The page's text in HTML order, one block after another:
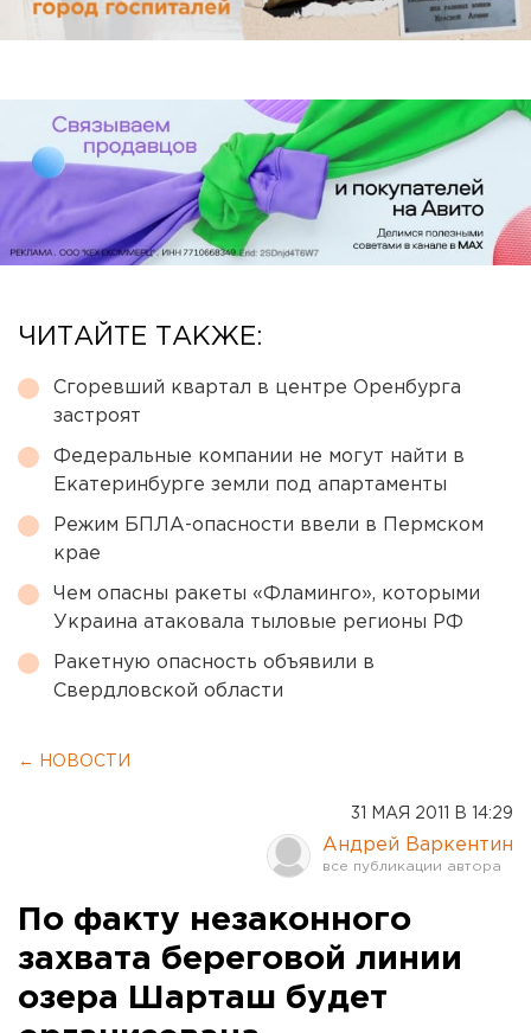
ЧИТАЙТЕ ТАКЖЕ:
Сгоревший квартал в центре Оренбурга
застроят
Федеральные компании не могут найти в
Екатеринбурге земли под апартаменты
Режим БПЛА-опасности ввели в Пермском
крае
Чем опасны ракеты «Фламинго», которыми
Украина атаковала тыловые регионы РФ
Ракетную опасность объявили в
Свердловской области
← НОВОСТИ
31 МАЯ 2011 В 14:29
Андрей Варкентин
По факту незаконного
захвата береговой линии
озера Шарташ будет